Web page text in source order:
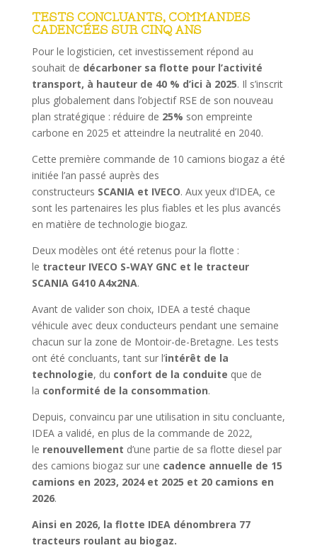
TESTS CONCLUANTS, COMMANDES
CADENCÉES SUR CINQ ANS
Pour le logisticien, cet investissement répond au
souhait de décarboner sa flotte pour l’activité
transport, à hauteur de 40 % d’ici à 2025. Il s’inscrit
plus globalement dans l’objectif RSE de son nouveau
plan stratégique : réduire de 25% son empreinte
carbone en 2025 et atteindre la neutralité en 2040.
Cette première commande de 10 camions biogaz a été
initiée l’an passé auprès des
constructeurs SCANIA et IVECO. Aux yeux d’IDEA, ce
sont les partenaires les plus fiables et les plus avancés
en matière de technologie biogaz.
Deux modèles ont été retenus pour la flotte :
le tracteur IVECO S-WAY GNC et le tracteur
SCANIA G410 A4x2NA.
Avant de valider son choix, IDEA a testé chaque
véhicule avec deux conducteurs pendant une semaine
chacun sur la zone de Montoir-de-Bretagne. Les tests
ont été concluants, tant sur l’intérêt de la
technologie, du confort de la conduite que de
la conformité de la consommation.
Depuis, convaincu par une utilisation in situ concluante,
IDEA a validé, en plus de la commande de 2022,
le renouvellement d’une partie de sa flotte diesel par
des camions biogaz sur une cadence annuelle de 15
camions en 2023, 2024 et 2025 et 20 camions en
2026.
Ainsi en 2026, la flotte IDEA dénombrera 77
tracteurs roulant au biogaz.